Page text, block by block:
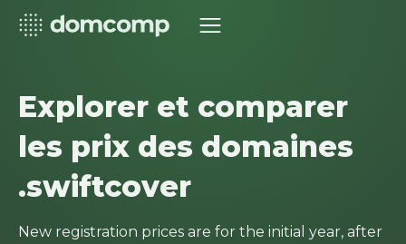
Explorer et comparer
les prix des domaines
.swiftcover
New registration prices are for the initial year, after